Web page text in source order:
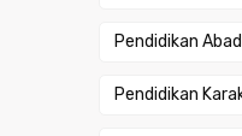
Pendidikan
Pendidikan